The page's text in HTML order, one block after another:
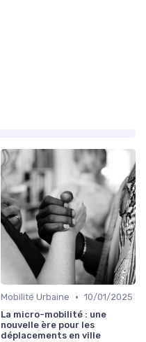
Mobilité Urbaine • 10/01/2025
La micro-mobilité : une
nouvelle ère pour les
déplacements en ville